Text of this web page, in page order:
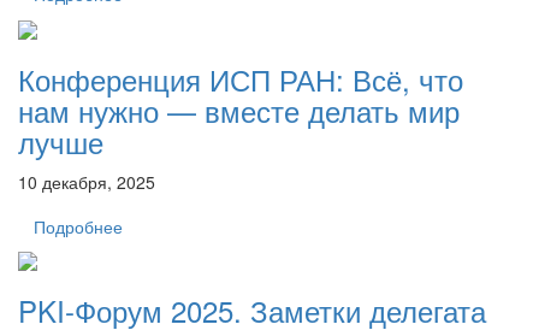
Конференция ИСП РАН: Всё, что
нам нужно — вместе делать мир
лучше
10 декабря, 2025
Подробнее
PKI-Форум 2025. Заметки делегата